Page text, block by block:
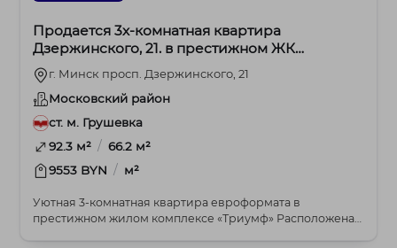
Продается 3х-комнатная квартира
Дзержинского, 21. в престижном ЖК
«Триумф»
г. Минск просп. Дзержинского, 21
Московский район
ст. м. Грушевка
92.3 м² / 66.2 м²
9553 BYN / м²
Уютная 3-комнатная квартира евроформата в
престижном жилом комплексе «Триумф» Расположена